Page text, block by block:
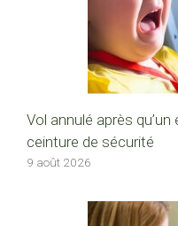
Vol annulé après
ceinture de sécurité
9 août 2026